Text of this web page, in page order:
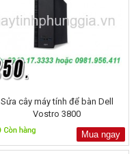
Sửa cây máy tính để bàn Dell
Vostro 3800
Mua ngay